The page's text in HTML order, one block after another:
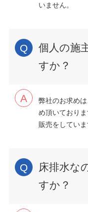
いません。
個人の施
すか？
弊社のお求め
め頂いており
販売をしていま
床排水な
すか？